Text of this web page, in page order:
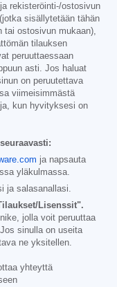
rekisteröinti-/ostosivun
sisällytetään tähän
ostosivun mukaan),
tilauksen
peruuttaessaan
asti. Jos haluat
on peruutettava
viimeisimmästä
kun hyvityksesi on
ja napsauta
yläkulmassa.
ja salasanallasi.
Lisenssit".
jolla voit peruuttaa
sinulla on useita
ne yksitellen.
yhteyttä